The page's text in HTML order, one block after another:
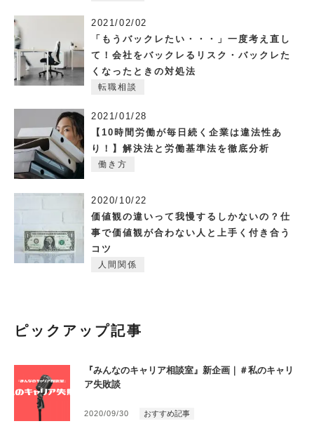
2021/02/02
「もうバックレたい・・・」一度考え直し
て！会社をバックレるリスク・バックレた
くなったときの対処法
転職相談
2021/01/28
【10時間労働が毎日続く企業は違法性あ
り！】解決法と労働基準法を徹底分析
働き方
2020/10/22
価値観の違いって我慢するしかないの？仕
事で価値観が合わない人と上手く付き合う
コツ
人間関係
ピックアップ記事
『みんなのキャリア相談室』新企画｜＃私のキャリ
ア失敗談
2020/09/30 おすすめ記事